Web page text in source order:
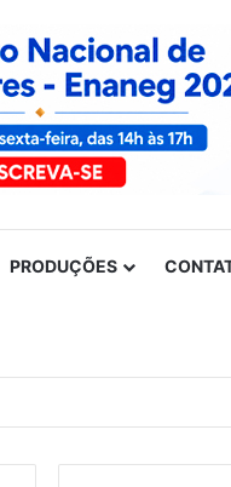
PRODUÇÕES